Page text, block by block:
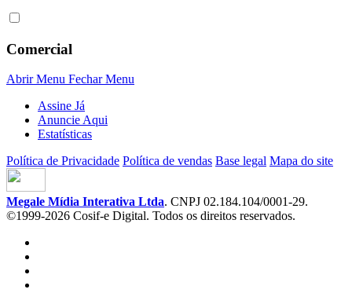
Comercial
Abrir Menu Fechar Menu
Assine Já
Anuncie Aqui
Estatísticas
Política de Privacidade Política de vendas Base legal Mapa do site
Megale Mídia Interativa Ltda. CNPJ 02.184.104/0001-29.
©1999-2026 Cosif-e Digital. Todos os direitos reservados.